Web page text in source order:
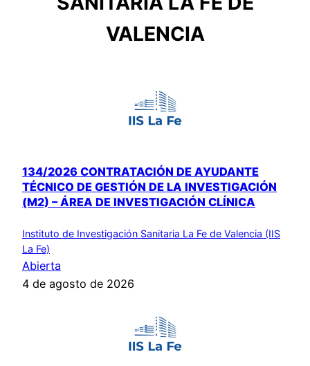
VALENCIA
134/2026 CONTRATACIÓN DE AYUDANTE
TÉCNICO DE GESTIÓN DE LA INVESTIGACIÓN
(M2) – ÁREA DE INVESTIGACIÓN CLÍNICA
Instituto de Investigación Sanitaria La Fe de Valencia (IIS
La Fe)
Abierta
4 de agosto de 2026